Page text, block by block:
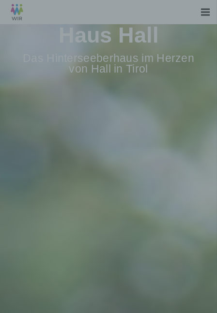
Haus Hall
Das Hinterseeberhaus im Herzen
von Hall in Tirol